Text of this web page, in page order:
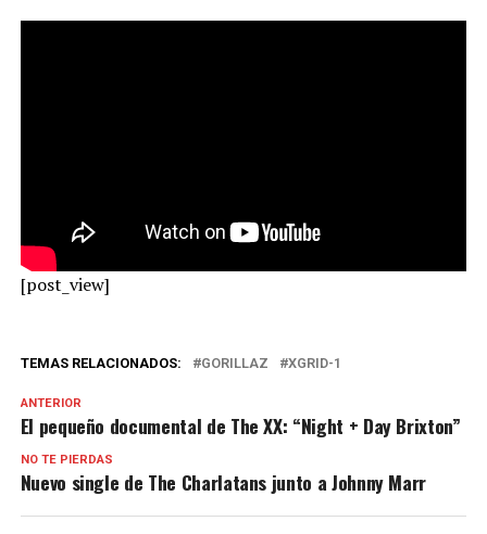
[post_view]
TEMAS RELACIONADOS: GORILLAZ XGRID-1
ANTERIOR
El pequeño documental de The XX: “Night + Day Brixton”
NO TE PIERDAS
Nuevo single de The Charlatans junto a Johnny Marr